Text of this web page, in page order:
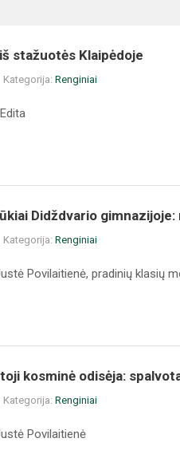
stažuotės Klaipėdoje
Kategorija: Renginiai
Didždvario
Kategorija: Renginiai
Povilaitienė, pradinių klasių
kosminė odisėja:
Kategorija: Renginiai
Povilaitienė